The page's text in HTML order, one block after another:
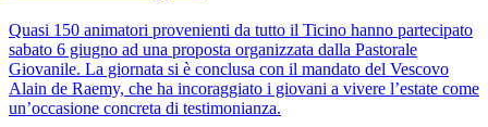
Quasi 150 animatori provenienti da tutto il Ticino hanno partecipato
sabato 6 giugno ad una proposta organizzata dalla Pastorale
Giovanile. La giornata si è conclusa con il mandato del Vescovo
Alain de Raemy, che ha incoraggiato i giovani a vivere l’estate come
un’occasione concreta di testimonianza.